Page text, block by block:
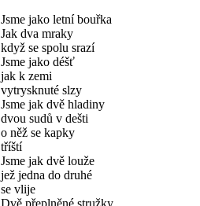
Jsme jako letní bouřka
Jak dva mraky
když se spolu srazí
Jsme jako déšť
jak k zemi
vytrysknuté slzy
Jsme jak dvě hladiny
dvou sudů v dešti
o něž se kapky
tříští
Jsme jak dvě louže
jež jedna do druhé
se vlije
Dvě přeplněné stružky